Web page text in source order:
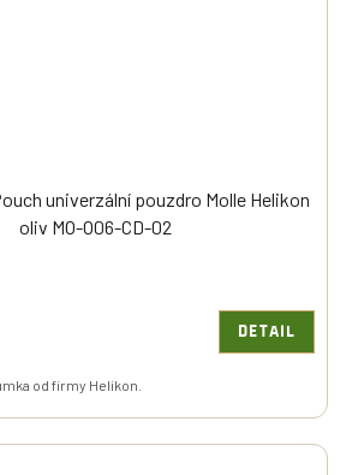
univerzální pouzdro Molle Helikon
oliv MO-O06-CD-02
DETAIL
od firmy Helikon.